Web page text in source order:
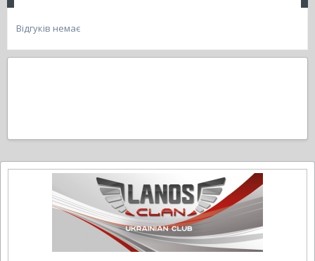
Відгуків немає